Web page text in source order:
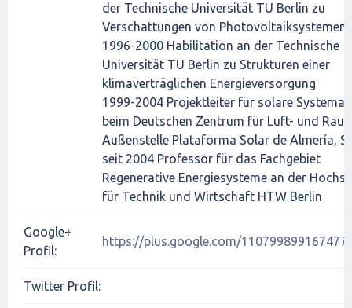
der Technische Universität TU Berlin zu
Verschattungen von Photovoltaiksystemen
1996-2000 Habilitation an der Technische
Universität TU Berlin zu Strukturen einer
klimaverträglichen Energieversorgung
1999-2004 Projektleiter für solare
beim Deutschen Zentrum für Luft- und
Außenstelle Plataforma Solar de Almería,
seit 2004 Professor für das Fachgebiet
Regenerative Energiesysteme an der
für Technik und Wirtschaft HTW Berlin
Google+
Profil:
https://plus.google.com/
Twitter Profil: